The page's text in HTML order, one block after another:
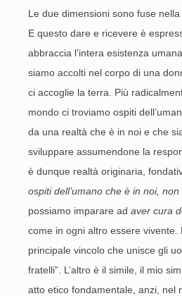
Le due dimensioni sono fuse nella
E questo dare e ricevere è
abbraccia l’intera esistenza
siamo accolti nel corpo di una
ci accoglie la terra. Più
mondo ci troviamo ospiti
da una realtà che è in noi e che
sviluppare assumendone la
è dunque realtà originaria,
ospiti dell’umano che è in noi,
possiamo imparare ad aver cura
come in ogni altro essere vivente.
principale vincolo che unisce gli
fratelli”. L’altro è il simile, il mio
atto etico fondamentale, anzi, nel